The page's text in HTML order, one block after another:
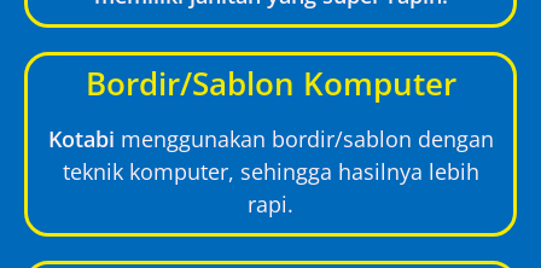
Bordir/Sablon Komputer
Kotabi menggunakan bordir/sablon dengan
teknik komputer, sehingga hasilnya lebih
rapi.